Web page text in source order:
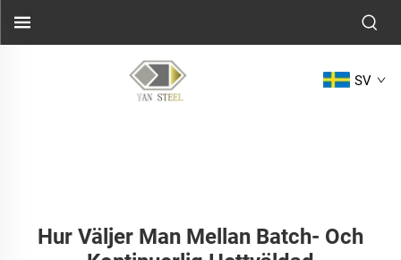
SV
Hur Väljer Man Mellan Batch- Och